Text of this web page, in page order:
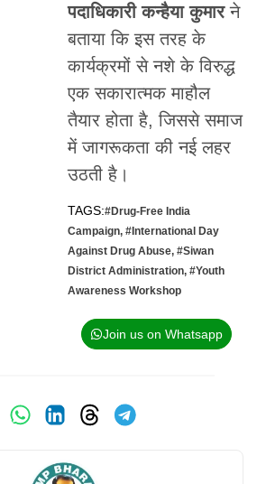
पदाधिकारी कन्हैया कुमारने
बताया कि इस तरह के
कार्यक्रमों से नशे के विरुद्ध
एक सकारात्मक माहौल
तैयार होता है, जिससे समाज
में जागरूकता की नई लहर
उठती है।
TAGS:#Drug-Free India
Campaign, #International Day
Against Drug Abuse, #Siwan
District Administration, #Youth
Awareness Workshop
Join us on Whatsapp